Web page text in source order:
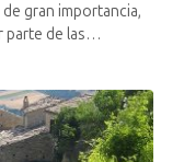
gran importancia,
de las